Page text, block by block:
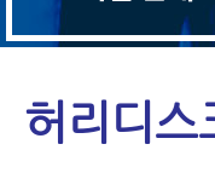
허리디스
경추관협